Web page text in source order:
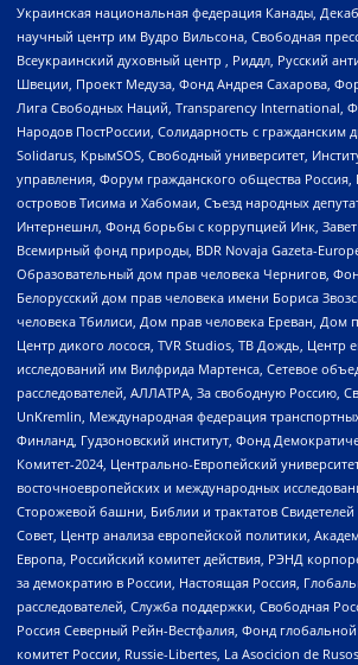
Украинская национальная федерация Канады,
научный центр им Вудро Вильсона, Свободная
Всеукраинский духовный центр , Риддл, Русский
Швеции, Проект Медуза, Фонд Андрея Сахарова,
Лига Свободных Наций, Transparеncy International,
Народов ПостРоссии, Солидарность с гражданским
Solidarus, КрымSOS, Свободный университет,
управления, Форум гражданского общества
островов Тисима и Хабомаи, Съезд народных
Интернешнл, Фонд борьбы с коррупцией Инк, Завет
Всемирный фонд природы, BDR Novaja Gazeta-
Образовательный дом прав человека Чернигов,
Белорусский дом прав человека имени Бориса
человека Тбилиси, Дом прав человека Ереван, Дом
Центр дикого лосося, TVR Studios, ТВ Дождь, Центр
исследований им Вилфрида Мартенса, Сетевое
расследователей, АЛЛАТРА, За свободную Россию,
UnKremlin, Международная федерация
Финланд, Гудзоновский институт, Фонд
Комитет-2024, Центрально-Европейский
восточноевропейских и международных
Сторожевой башни, Библии и трактатов
Совет, Центр анализа европейской политики,
Европа, Российский комитет действия, РЭНД
за демократию в России, Настоящая Россия,
расследователей, Служба поддержки, Свободная
Россия Северный Рейн-Вестфалия, Фонд
комитет России, Russie-Libertes, La Asocicion de